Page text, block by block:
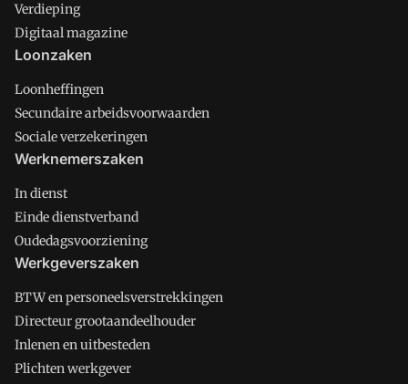
Verdieping
Digitaal magazine
Loonzaken
Loonheffingen
Secundaire arbeidsvoorwaarden
Sociale verzekeringen
Werknemerszaken
In dienst
Einde dienstverband
Oudedagsvoorziening
Werkgeverszaken
BTW en personeelsverstrekkingen
Directeur grootaandeelhouder
Inlenen en uitbesteden
Plichten werkgever